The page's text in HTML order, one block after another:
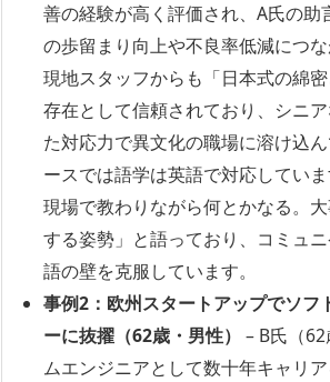
善の経験が高く評価され、A氏の助
の歩留まり向上や不良率低減につな
現地スタッフからも「日本式の綿
存在として信頼されており、シニ
た対応力で異文化の職場に溶け込
ースでは語学は英語で対応してい
現場で教わりながら何とかなる。
する姿勢」と語っており、コミュ
語の壁を克服しています。
事例2：欧州スタートアップでソフ
ーに抜擢（62歳・男性） – B氏（
ムエンジニアとして数十年キャリ